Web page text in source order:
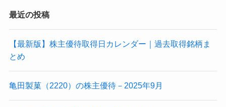
最近の投稿
【最新版】株主優待取得日カレンダー｜過去取得銘柄ま
とめ
亀田製菓（2220）の株主優待－2025年9月